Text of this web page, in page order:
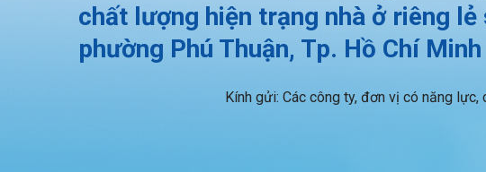
chất lượng hiện trạng nhà ở riêng lẻ
phường Phú Thuận, Tp. Hồ Chí Minh
Kính gửi: Các công ty, đơn vị có năng lực,